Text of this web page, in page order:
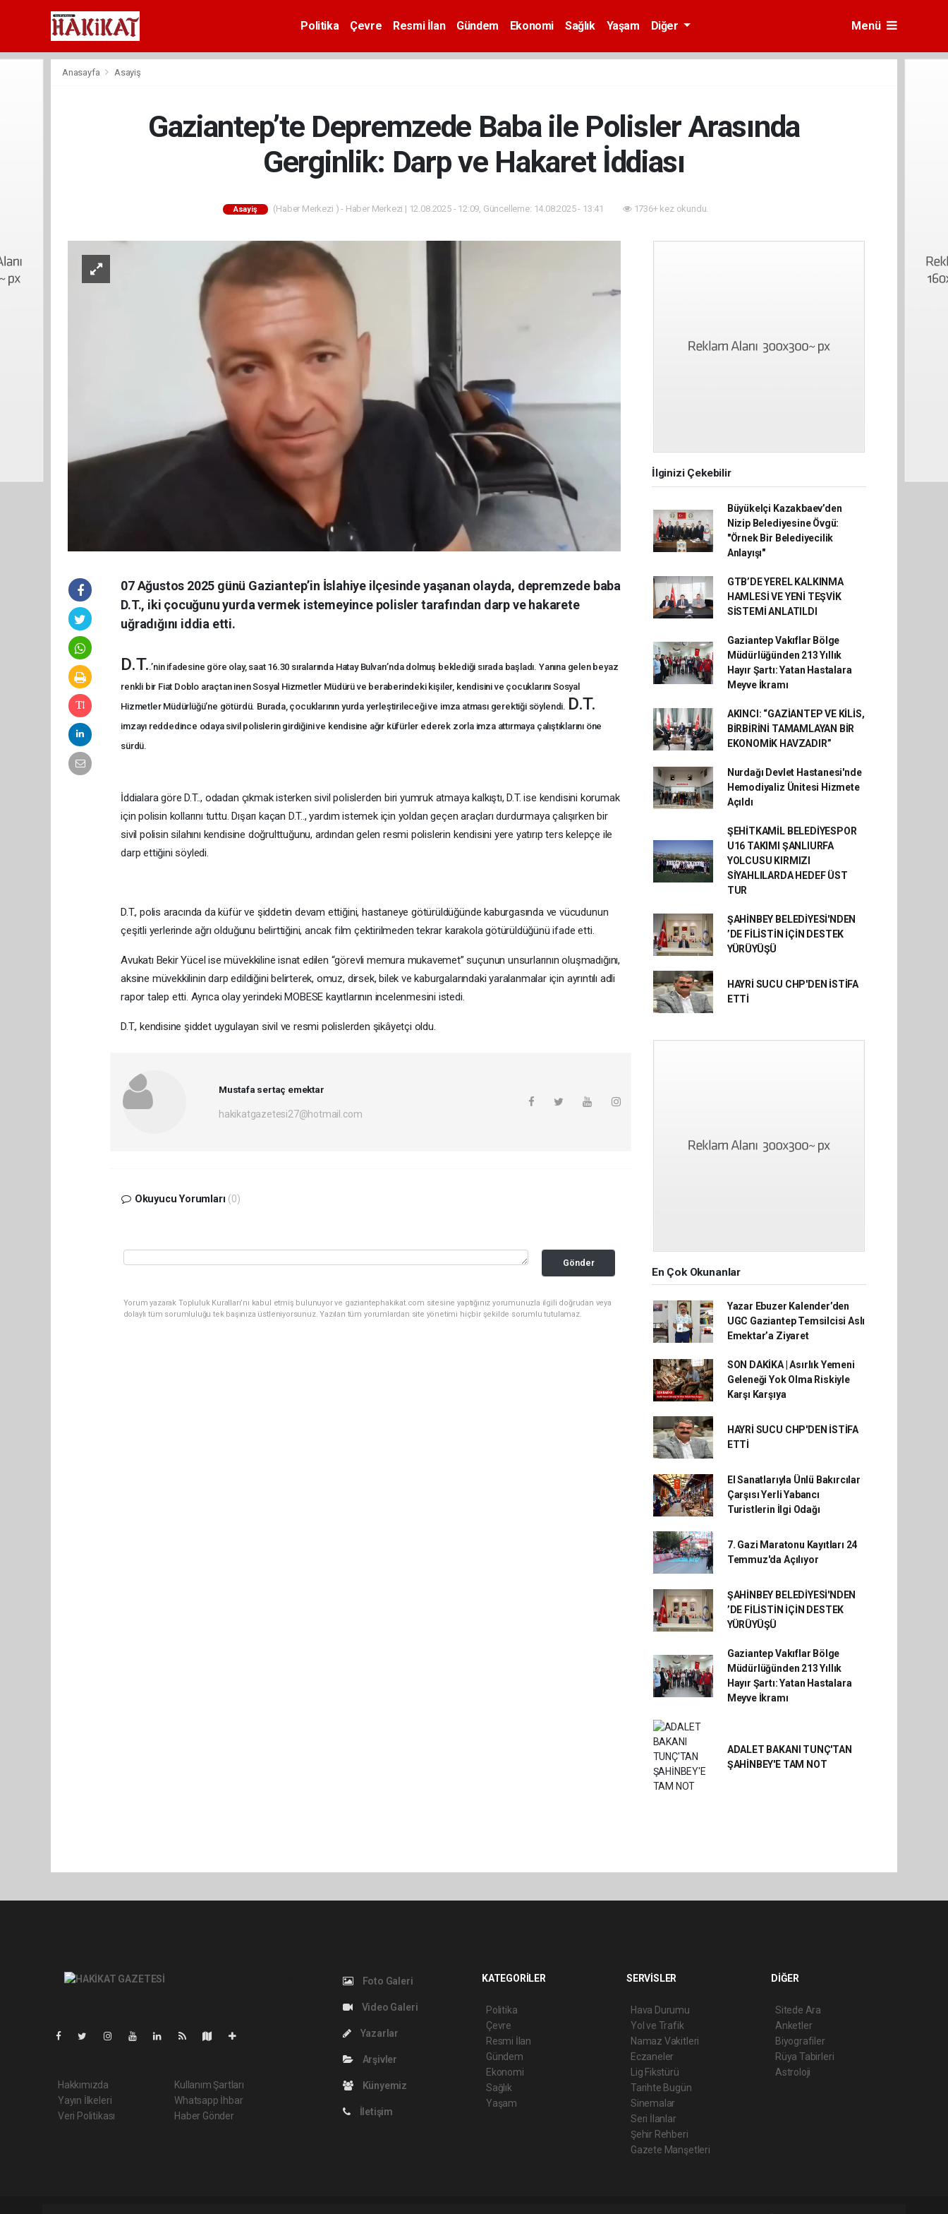
Politika Çevre Resmi İlan Gündem Ekonomi Sağlık Yaşam Diğer Menü
Anasayfa Asayiş
Gaziantep’te Depremzede Baba ile Polisler Arasında
Gerginlik: Darp ve Hakaret İddiası
Asayiş (Haber Merkezi ) - Haber Merkezi | 12.08.2025 - 12:09, Güncelleme: 14.08.2025 - 13:41 1736+ kez okundu.
07 Ağustos 2025 günü Gaziantep’in İslahiye ilçesinde yaşanan olayda, depremzede baba
D.T., iki çocuğunu yurda vermek istemeyince polisler tarafından darp ve hakarete
uğradığını iddia etti.
D.T..’nin ifadesine göre olay, saat 16.30 sıralarında Hatay Bulvarı’nda dolmuş beklediği sırada başladı. Yanına gelen beyaz
renkli bir Fiat Doblo araçtan inen Sosyal Hizmetler Müdürü ve beraberindeki kişiler, kendisini ve çocuklarını Sosyal
Hizmetler Müdürlüğü’ne götürdü. Burada, çocuklarının yurda yerleştirileceği ve imza atması gerektiği söylendi. D.T.
imzayı reddedince odaya sivil polislerin girdiğini ve kendisine ağır küfürler ederek zorla imza attırmaya çalıştıklarını öne
sürdü.
İddialara göre D.T.., odadan çıkmak isterken sivil polislerden biri yumruk atmaya kalkıştı, D.T. ise kendisini korumak
için polisin kollarını tuttu. Dışarı kaçan D.T.., yardım istemek için yoldan geçen araçları durdurmaya çalışırken bir
sivil polisin silahını kendisine doğrulttuğunu, ardından gelen resmi polislerin kendisini yere yatırıp ters kelepçe ile
darp ettiğini söyledi.
D.T., polis aracında da küfür ve şiddetin devam ettiğini, hastaneye götürüldüğünde kaburgasında ve vücudunun
çeşitli yerlerinde ağrı olduğunu belirttiğini, ancak film çektirilmeden tekrar karakola götürüldüğünü ifade etti.
Avukatı Bekir Yücel ise müvekkiline isnat edilen “görevli memura mukavemet” suçunun unsurlarının oluşmadığını,
aksine müvekkilinin darp edildiğini belirterek, omuz, dirsek, bilek ve kaburgalarındaki yaralanmalar için ayrıntılı adli
rapor talep etti. Ayrıca olay yerindeki MOBESE kayıtlarının incelenmesini istedi.
D.T., kendisine şiddet uygulayan sivil ve resmi polislerden şikâyetçi oldu.
Mustafa sertaç emektar
hakikatgazetesi27@hotmail.com
Okuyucu Yorumları (0)
Gönder
Yorum yazarak Topluluk Kuralları’nı kabul etmiş bulunuyor ve gaziantephakikat.com sitesine yaptığınız yorumunuzla ilgili doğrudan veya
dolaylı tüm sorumluluğu tek başınıza üstleniyorsunuz. Yazılan tüm yorumlardan site yönetimi hiçbir şekilde sorumlu tutulamaz.
İlginizi Çekebilir
Büyükelçi Kazakbaev’den
Nizip Belediyesine Övgü:
"Örnek Bir Belediyecilik
Anlayışı"
GTB’DE YEREL KALKINMA
HAMLESİ VE YENİ TEŞVİK
SİSTEMİ ANLATILDI
Gaziantep Vakıflar Bölge
Müdürlüğünden 213 Yıllık
Hayır Şartı: Yatan Hastalara
Meyve İkramı
AKINCI: “GAZİANTEP VE KİLİS,
BİRBİRİNİ TAMAMLAYAN BİR
EKONOMİK HAVZADIR”
Nurdağı Devlet Hastanesi'nde
Hemodiyaliz Ünitesi Hizmete
Açıldı
ŞEHİTKAMİL BELEDİYESPOR
U16 TAKIMI ŞANLIURFA
YOLCUSU KIRMIZI
SİYAHLILARDA HEDEF ÜST
TUR
ŞAHİNBEY BELEDİYESİ'NDEN
’DE FİLİSTİN İÇİN DESTEK
YÜRÜYÜŞÜ
HAYRİ SUCU CHP'DEN İSTİFA
ETTİ
En Çok Okunanlar
Yazar Ebuzer Kalender’den
UGC Gaziantep Temsilcisi Aslı
Emektar’a Ziyaret
SON DAKİKA | Asırlık Yemeni
Geleneği Yok Olma Riskiyle
Karşı Karşıya
HAYRİ SUCU CHP'DEN İSTİFA
ETTİ
El Sanatlarıyla Ünlü Bakırcılar
Çarşısı Yerli Yabancı
Turistlerin İlgi Odağı
7. Gazi Maratonu Kayıtları 24
Temmuz'da Açılıyor
ŞAHİNBEY BELEDİYESİ'NDEN
’DE FİLİSTİN İÇİN DESTEK
YÜRÜYÜŞÜ
Gaziantep Vakıflar Bölge
Müdürlüğünden 213 Yıllık
Hayır Şartı: Yatan Hastalara
Meyve İkramı
ADALET BAKANI TUNÇ'TAN
ŞAHİNBEY'E TAM NOT
Hakkımızda
Yayın İlkeleri
Veri Politikası
Kullanım Şartları
Whatsapp İhbar
Haber Gönder
Foto Galeri
Video Galeri
Yazarlar
Arşivler
Künyemiz
İletişim
KATEGORİLER
Politika
Çevre
Resmi İlan
Gündem
Ekonomi
Sağlık
Yaşam
SERVİSLER
Hava Durumu
Yol ve Trafik
Namaz Vakitleri
Eczaneler
Lig Fikstürü
Tarihte Bugün
Sinemalar
Seri İlanlar
Şehir Rehberi
Gazete Manşetleri
DİĞER
Sitede Ara
Anketler
Biyografiler
Rüya Tabirleri
Astroloji